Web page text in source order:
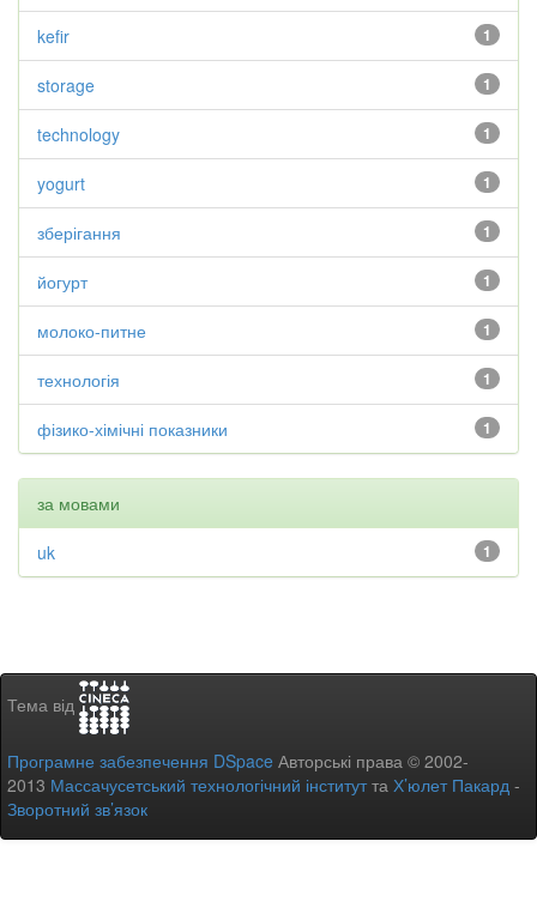
1
kefir
1
storage
1
technology
1
yogurt
1
зберігання
1
йогурт
1
молоко-питне
1
технологія
1
фізико-хімічні показники
за мовами
1
uk
Тема від
Програмне забезпечення DSpace Авторські права © 2002-
2013 Массачусетський технологічний інститутта Х’юлет Пакард -
Зворотний зв’язок